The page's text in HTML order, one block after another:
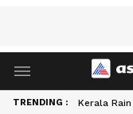
TRENDING : Kerala Rain